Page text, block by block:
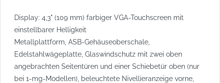
Display: 4,3" (109 mm) farbiger VGA-Touchscreen mit
einstellbarer Helligkeit
Metallplattform, ASB-Gehäuseoberschale,
Edelstahlwägeplatte, Glaswindschutz mit zwei oben
angebrachten Seitentüren und einer Schiebetür oben (nur
bei 1-mg-Modellen), beleuchtete Nivellieranzeige vorne,